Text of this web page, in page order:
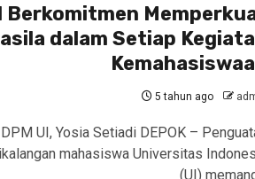
Berkomitmen
dalam Setiap
5 tahun ago
UI, Yosia Setiadi DEPOK –
mahasiswa Universitas
(UI)